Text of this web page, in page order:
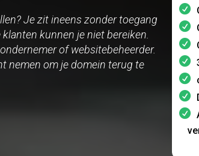
Je zit ineens zonder toegang
kunnen je niet bereiken.
of websitebeheerder.
nemen om je domein terug te